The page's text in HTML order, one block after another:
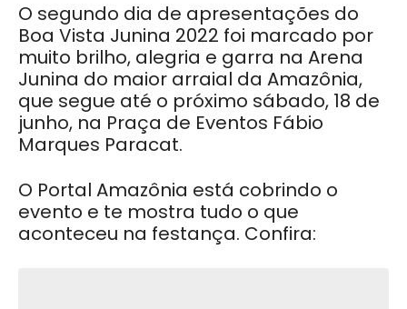
O segundo dia de apresentações do
Boa Vista Junina 2022 foi marcado por
muito brilho, alegria e garra na Arena
Junina do maior arraial da Amazônia,
que segue até o próximo sábado, 18 de
junho, na Praça de Eventos Fábio
Marques Paracat.
O Portal Amazônia está cobrindo o
evento e te mostra tudo o que
aconteceu na festança. Confira: